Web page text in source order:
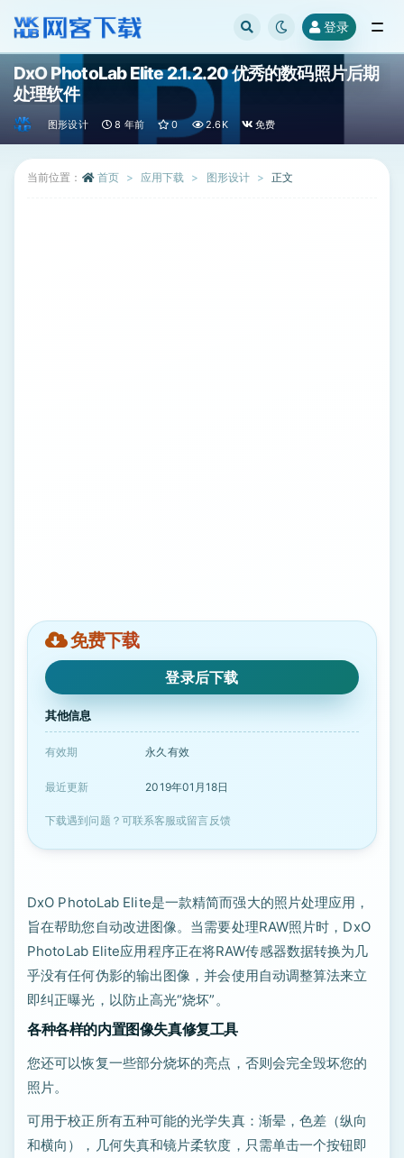
登录
DxO PhotoLab Elite 2.1.2.20 优秀的数码照片后期
处理软件
图形设计 8 年前 0 2.6K 免费
当前位置： 首页 应用下载 图形设计 正文
免费下载
登录后下载
其他信息
有效期 永久有效
最近更新 2019年01月18日
下载遇到问题？可联系客服或留言反馈
DxO PhotoLab Elite是一款精简而强大的照片处理应用，
旨在帮助您自动改进图像。当需要处理RAW照片时，DxO
PhotoLab Elite应用程序正在将RAW传感器数据转换为几
乎没有任何伪影的输出图像，并会使用自动调整算法来立
即纠正曝光，以防止高光“烧坏”。
各种各样的内置图像失真修复工具
您还可以恢复一些部分烧坏的亮点，否则会完全毁坏您的
照片。
可用于校正所有五种可能的光学失真：渐晕，色差（纵向
和横向），几何失真和镜片柔软度，只需单击一个按钮即
全部